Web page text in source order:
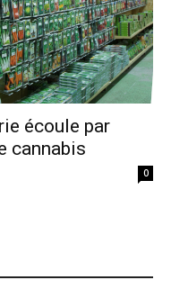
écoule par
cannabis
0